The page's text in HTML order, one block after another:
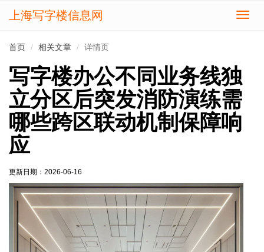
切
上海写字楼信息网
首页 相关文章 详情页
写字楼办公不同业务线独
立分区后突发消防演练需
哪些跨区联动机制保障响
应
更新日期： 2026-06-16